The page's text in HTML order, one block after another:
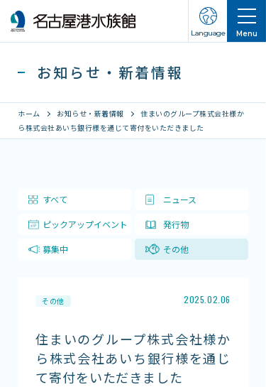
Menu
Language
営業・イベントスケジュール
お知らせ・新着情報
名古屋港水族館ってこんなところ
館内案内
イベント紹介
研究・教育
お知らせ・新着情報
ホーム お知らせ・新着情報
住まいのグループ株式会社様か
ら株式会社あいち銀行様を通じて寄付をいただきました
すべて ニュース
ピックアップイベント 発行物
募集中 その他
その他 2025.02.06
住まいのグループ株式会社様か
ら株式会社あいち銀行様を通じ
て寄付をいただきました